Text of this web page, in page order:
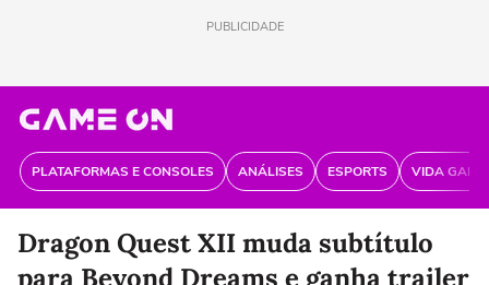
PUBLICIDADE
PLATAFORMAS E CONSOLES ANÁLISES ESPORTS VIDA
Dragon Quest XII muda subtítulo
para Beyond Dreams e ganha trailer